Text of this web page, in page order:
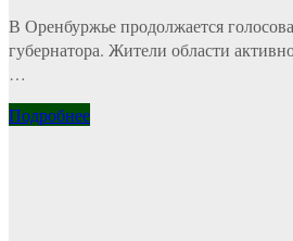
В Оренбуржье продолжается
губернатора. Жители области
…
Подробнее